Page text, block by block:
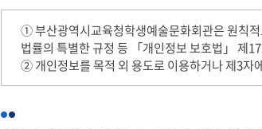
① 부산광역시교육청학생예술문화회관은 원칙
법률의 특별한 규정 등 「개인정보 보호법」 제
② 개인정보를 목적 외 용도로 이용하거나 제3자